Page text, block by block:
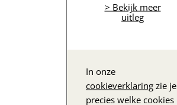
> Bekijk meer
uitleg
In onze
cookieverklaring zie je
precies welke cookies